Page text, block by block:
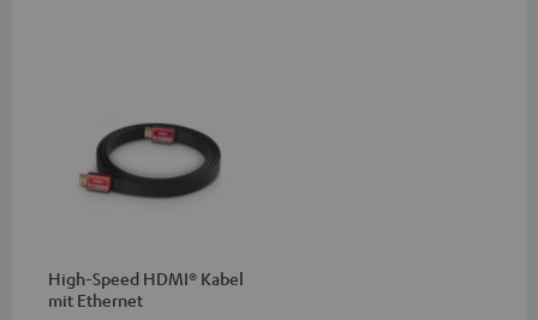
High-Speed HDMI® Kabel
mit Ethernet